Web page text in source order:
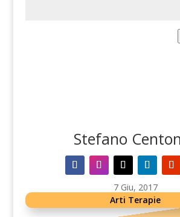
Stefano
7 Giu, 2017
Arti Terapie